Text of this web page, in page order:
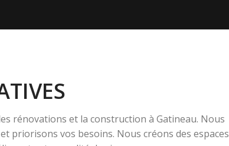
rénovations et la construction à Gatineau. Nous
priorisons vos besoins. Nous créons des espaces